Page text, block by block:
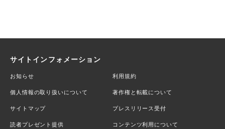
サイトインフォメーション
お知らせ 利用規約
個人情報の取り扱いについて 著作権と転載について
サイトマップ プレスリリース受付
読者プレゼント提供 コンテンツ利用について